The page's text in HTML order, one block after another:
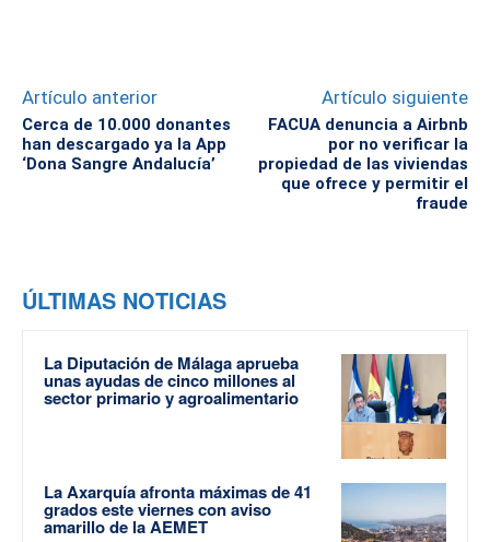
Artículo anterior
Cerca de 10.000 donantes
han descargado ya la App
‘Dona Sangre Andalucía’
Artículo siguiente
FACUA denuncia a Airbnb
por no verificar la
propiedad de las viviendas
que ofrece y permitir el
fraude
ÚLTIMAS NOTICIAS
La Diputación de Málaga aprueba
unas ayudas de cinco millones al
sector primario y agroalimentario
La Axarquía afronta máximas de 41
grados este viernes con aviso
amarillo de la AEMET